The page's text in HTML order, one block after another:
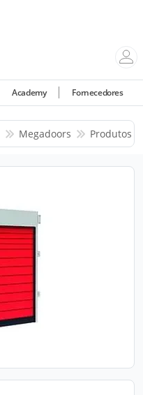
Academy Fornecedores
Megadoors Produtos